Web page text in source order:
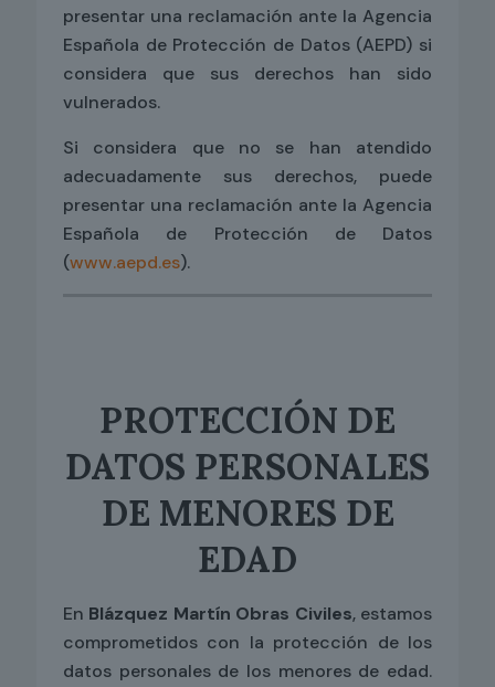
presentar una reclamación ante la Agencia
Española de Protección de Datos (AEPD) si
considera que sus derechos han sido
vulnerados.
Si considera que no se han atendido
adecuadamente sus derechos, puede
presentar una reclamación ante la Agencia
Española de Protección de Datos
(www.aepd.es).
PROTECCIÓN DE
DATOS PERSONALES
DE MENORES DE
EDAD
En Blázquez Martín Obras Civiles, estamos
comprometidos con la protección de los
datos personales de los menores de edad.